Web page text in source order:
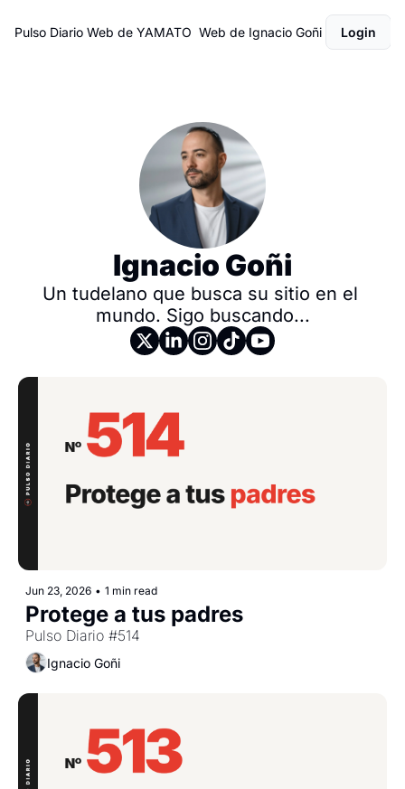
Pulso Diario Web de YAMATO Web de Ignacio Goñi Login
Ignacio Goñi
Un tudelano que busca su sitio en el
mundo. Sigo buscando...
Jun 23, 2026 • 1 min read
Protege a tus padres
Pulso Diario #514
Ignacio Goñi